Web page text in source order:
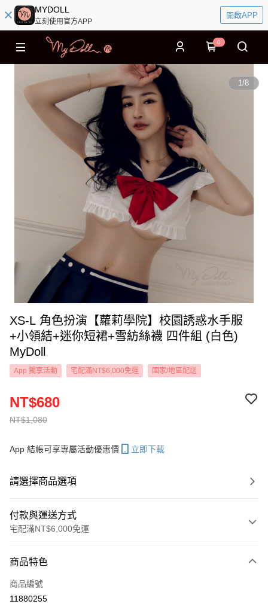
MYDOLL
立刻使用官方APP
開啟APP
0
1/8
XS-L 角色扮演【蘿莉學院】校園誘惑水手服
+小領結+迷你短裙+雪紡絲襪 四件組 (白色)
MyDoll
App 獨享活動 宅配滿NT$6,000免運 國家/地區配送
NT$1,080
NT$680
App 結帳可享專屬活動優惠價 立即下載
請選擇商品選項
付款與運送方式
宅配滿NT$6,000免運
信用卡一次付款
信用卡分期付款
商品特色
商品編號
11880255